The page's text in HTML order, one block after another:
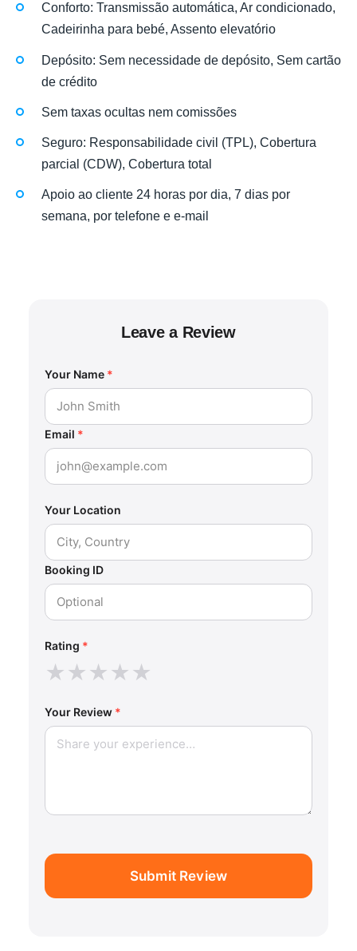
Conforto: Transmissão automática, Ar condicionado,
Cadeirinha para bebé, Assento elevatório
Depósito: Sem necessidade de depósito, Sem cartão
de crédito
Sem taxas ocultas nem comissões
Seguro: Responsabilidade civil (TPL), Cobertura
parcial (CDW), Cobertura total
Apoio ao cliente 24 horas por dia, 7 dias por
semana, por telefone e e-mail
Leave a Review
Your Name *
Email *
Your Location
Booking ID
Rating *
★★★★★
Your Review *
Submit Review